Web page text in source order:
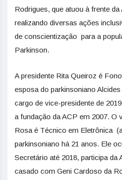
Rodrigues, que atuou à frente da
realizando diversas ações
de conscientização para a
Parkinson.
A presidente Rita Queiroz é
esposa do parkinsoniano
cargo de vice-presidente de
a fundação da ACP em 2007. O
Rosa é Técnico em Eletrônica
parkinsoniano há 21 anos. Ele
Secretário até 2018, participa da
casado com Geni Cardoso da